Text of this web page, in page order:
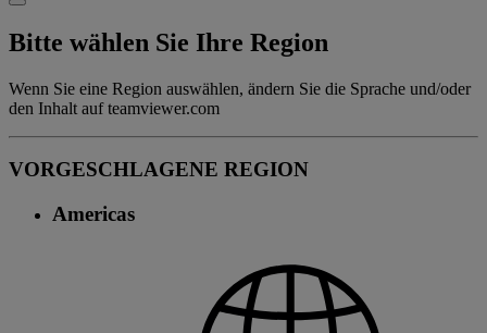
Bitte wählen Sie Ihre Region
Wenn Sie eine Region auswählen, ändern Sie die Sprache und/oder
den Inhalt auf teamviewer.com
VORGESCHLAGENE REGION
Americas